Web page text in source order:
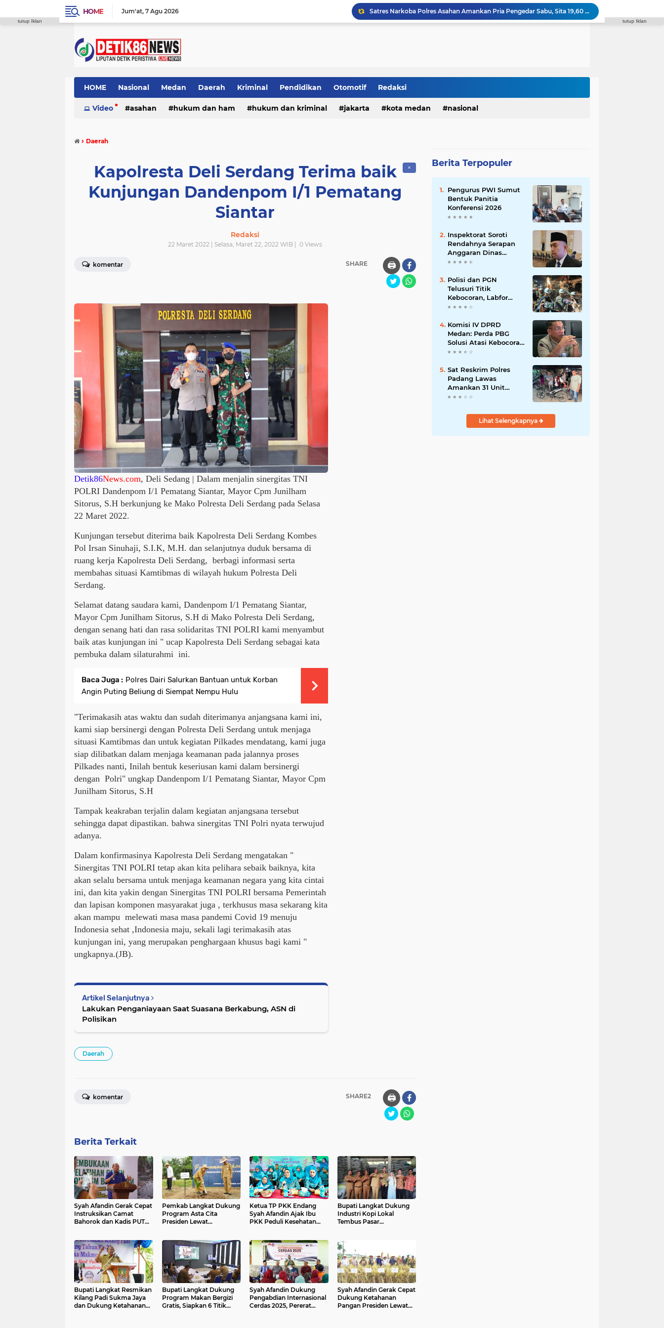
HOME Jum'at 7 Agu 2026
Satres Narkoba Polres Asahan Amankan Pria Pengedar Sabu, Sita 19,60 Gram Barang Bukti
Polres Tapanuli Selatan Ungkap Kasus Pembunuhan Disertai Kekerasan Seksual terhadap Anak, Pelaku Ditangkap
HOME Nasional Medan Daerah Kriminal Pendidikan Otomotif Redaksi
Video asahan hukum dan ham hukum dan kriminal jakarta kota medan nasional
› Daerah
✕
Kapolresta Deli Serdang Terima baik
Kunjungan Dandenpom I/1 Pematang
Siantar
Redaksi
22 Maret 2022 | Selasa, Maret 22, 2022 WIB | 0 Views
komentar SHARE 🖨️
Detik86News.com, Deli Sedang | Dalam menjalin sinergitas TNI
POLRI Dandenpom I/1 Pematang Siantar, Mayor Cpm Junilham
Sitorus, S.H berkunjung ke Mako Polresta Deli Serdang pada Selasa
22 Maret 2022.
Kunjungan tersebut diterima baik Kapolresta Deli Serdang Kombes
Pol Irsan Sinuhaji, S.I.K, M.H. dan selanjutnya duduk bersama di
ruang kerja Kapolresta Deli Serdang, berbagi informasi serta
membahas situasi Kamtibmas di wilayah hukum Polresta Deli
Serdang.
Selamat datang saudara kami, Dandenpom I/1 Pematang Siantar,
Mayor Cpm Junilham Sitorus, S.H di Mako Polresta Deli Serdang,
dengan senang hati dan rasa solidaritas TNI POLRI kami menyambut
baik atas kunjungan ini " ucap Kapolresta Deli Serdang sebagai kata
pembuka dalam silaturahmi ini.
Baca Juga : Polres Dairi Salurkan Bantuan untuk Korban
Angin Puting Beliung di Siempat Nempu Hulu
"Terimakasih atas waktu dan sudah diterimanya anjangsana kami ini,
kami siap bersinergi dengan Polresta Deli Serdang untuk menjaga
situasi Kamtibmas dan untuk kegiatan Pilkades mendatang, kami juga
siap dilibatkan dalam menjaga keamanan pada jalannya proses
Pilkades nanti, Inilah bentuk keseriusan kami dalam bersinergi
dengan Polri" ungkap Dandenpom I/1 Pematang Siantar, Mayor Cpm
Junilham Sitorus, S.H
Tampak keakraban terjalin dalam kegiatan anjangsana tersebut
sehingga dapat dipastikan. bahwa sinergitas TNI Polri nyata terwujud
adanya.
Dalam konfirmasinya Kapolresta Deli Serdang mengatakan "
Sinergitas TNI POLRI tetap akan kita pelihara sebaik baiknya, kita
akan selalu bersama untuk menjaga keamanan negara yang kita cintai
ini, dan kita yakin dengan Sinergitas TNI POLRI bersama Pemerintah
dan lapisan komponen masyarakat juga , terkhusus masa sekarang kita
akan mampu melewati masa masa pandemi Covid 19 menuju
Indonesia sehat ,Indonesia maju, sekali lagi terimakasih atas
kunjungan ini, yang merupakan penghargaan khusus bagi kami "
ungkapnya.(JB).
Artikel Selanjutnya
Lakukan Penganiayaan Saat Suasana Berkabung, ASN di
Polisikan
Daerah
SHARE2 🖨️
komentar
Berita Terkait
Syah Afandin Gerak Cepat
Instruksikan Camat
Bahorok dan Kadis PUTR
Pemkab Langkat Dukung
Program Asta Cita
Presiden Lewat
Ketua TP PKK Endang
Syah Afandin Ajak Ibu
PKK Peduli Kesehatan
Bupati Langkat Dukung
Industri Kopi Lokal
Tembus Pasar
Bupati Langkat Resmikan
Kilang Padi Sukma Jaya
dan Dukung Ketahanan
Bupati Langkat Dukung
Program Makan Bergizi
Gratis, Siapkan 6 Titik
Syah Afandin Dukung
Pengabdian Internasional
Cerdas 2025, Pererat
Syah Afandin Gerak Cepat
Dukung Ketahanan
Pangan Presiden Lewat
Berita Terpopuler
Pengurus PWI Sumut
Bentuk Panitia
Konferensi 2026
Inspektorat Soroti
Rendahnya Serapan
Anggaran Dinas
Perkimcikataru Medan
Polisi dan PGN
Telusuri Titik
Kebocoran, Labfor
Pastikan Ledakan
Akumulasi Gas
Komisi IV DPRD
Medan: Perda PBG
Solusi Atasi Kebocoran
PAD dan Birokrasi
Sat Reskrim Polres
Padang Lawas
Amankan 31 Unit
Sepeda Motor Diduga
Rumah Warga di Pasar
Lihat Selengkapnya
tutup Iklan tutup Iklan